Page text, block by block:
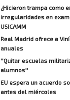
¿Hicieron trampa como
irregularidades en
USICAMM
Real Madrid ofrece a
anuales
''Quitar escuelas
alumnos''
EU espera un acuerdo
antes del miércoles